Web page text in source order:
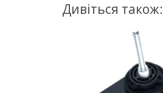
Дивіться також: